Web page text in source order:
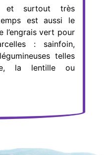
et surtout très
est aussi le
l’engrais vert pour
: sainfoin,
telles
la lentille ou